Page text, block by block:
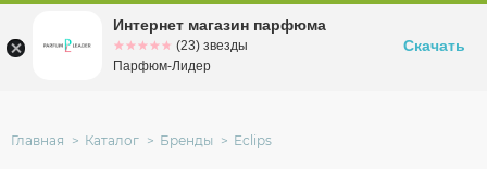
Омскул. Заозерная, 11, к. 1
Главная Каталог Бренды Eclips
Интернет магазин парфюма
☆☆☆☆☆
★★★★★ (23) звезды
Парфюм-Лидер
Скачать